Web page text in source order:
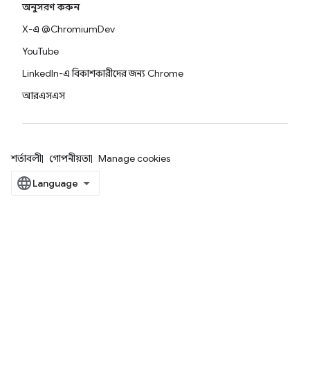
অনুসরণ করুন
X-এ @ChromiumDev
YouTube
LinkedIn-এ বিকাশকারীদের জন্য Chrome
আরএসএস
শর্তাবলী গোপনীয়তা Manage cookies